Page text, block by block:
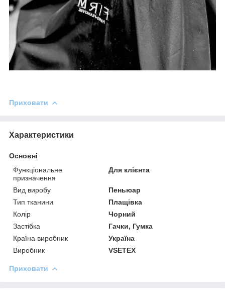
Приховати
Характеристики
Основні
Функціональне
призначення
Для клієнта
Вид виробу
Пеньюар
Тип тканини
Плащівка
Колір
Чорний
Застібка
Гачки, Гумка
Країна виробник
Україна
Виробник
VSETEX
Приховати